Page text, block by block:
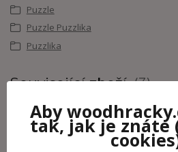
Puzzle
Puzzle Puzzlika
Puzzlika
Související zboží 3
Aby
tak, jak je znáte